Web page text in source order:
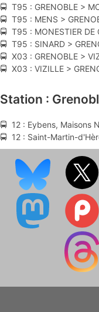
🚍 T95 : GRENOBLE >
🚍 T95 : MENS >
🚍 T95 : MONESTIER DE
🚍 T95 : SINARD >
🚍 X03 : GRENOBLE >
🚍 X03 : VIZILLE >
Station :
🚍 12 : Eybens, Maisons
🚍 12 : Saint-Martin-